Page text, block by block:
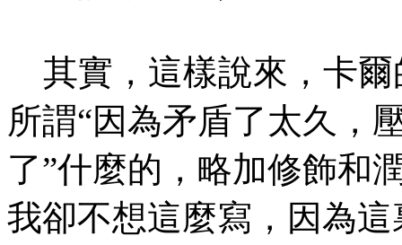
其實，這樣說來，卡爾
所謂“因為矛盾了太久，
了”什麼的，略加修飾和
我卻不想這麼寫，因為